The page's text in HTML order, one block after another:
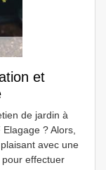
et
de jardin à
? Alors,
avec une
effectuer